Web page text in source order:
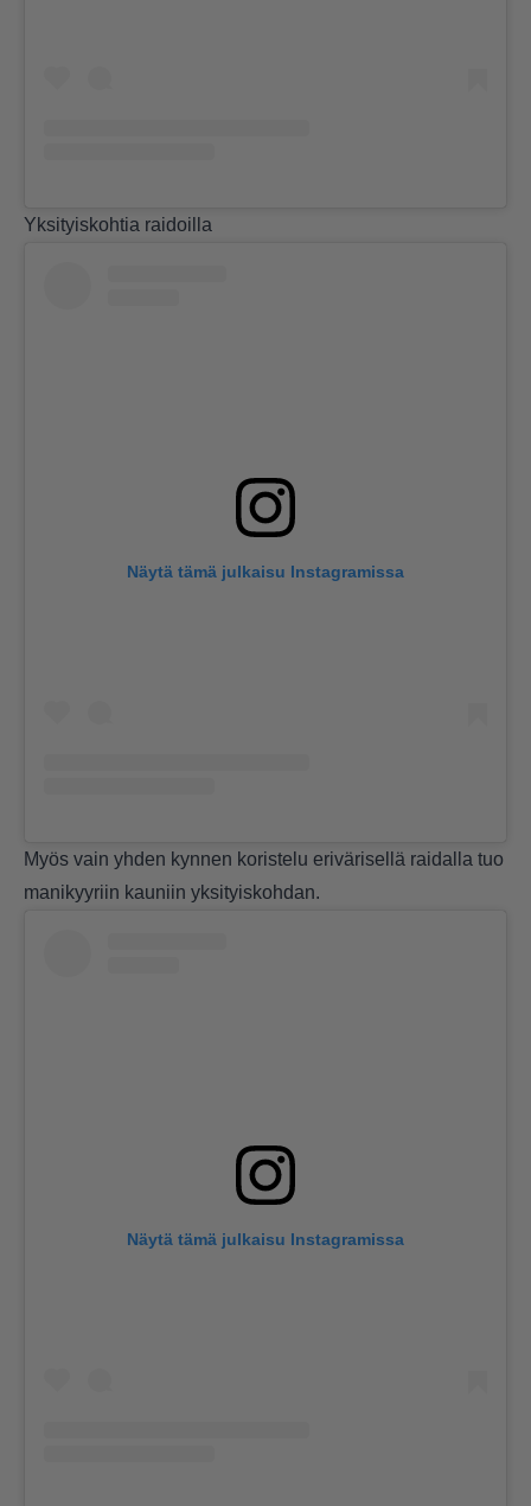
Yksityiskohtia raidoilla
Näytä tämä julkaisu Instagramissa
Myös vain yhden kynnen koristelu erivärisellä raidalla tuo
manikyyriin kauniin yksityiskohdan.
Näytä tämä julkaisu Instagramissa